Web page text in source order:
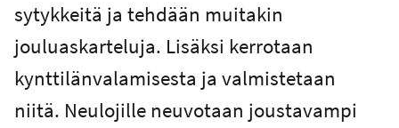
sytykkeitä ja tehdään muitakin
jouluaskarteluja. Lisäksi kerrotaan
kynttilänvalamisesta ja valmistetaan
niitä. Neulojille neuvotaan joustavampi